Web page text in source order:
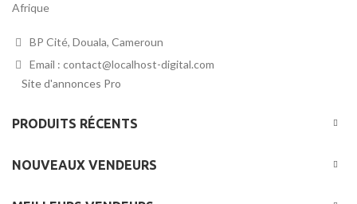
Afrique
BP Cité, Douala, Cameroun
Email : contact@localhost-digital.com
Site d'annonces Pro
PRODUITS RÉCENTS
NOUVEAUX VENDEURS